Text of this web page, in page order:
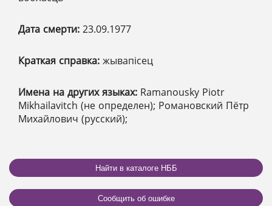
Дата смерти: 23.09.1977
Краткая справка: жывапісец
Имена на других языках: Ramanousky Piotr
Mikhailavitch (не определен); Романовский Пётр
Михайлович (русский);
Найти в каталоге НББ
Сообщить об ошибке